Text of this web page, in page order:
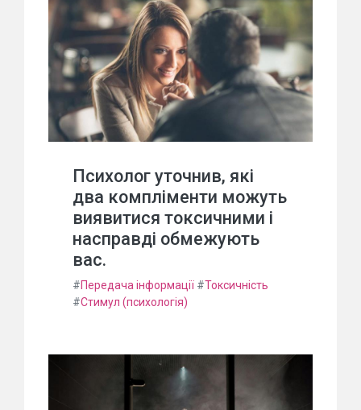
Психолог уточнив, які
два компліменти можуть
виявитися токсичними і
насправді обмежують
вас.
#Передача інформації #Токсичність
#Стимул (психологія)